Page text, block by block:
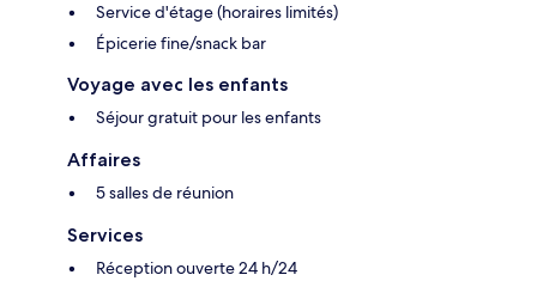
Service d'étage (horaires limités)
Épicerie fine/snack bar
Voyage avec les enfants
Séjour gratuit pour les enfants
Affaires
5 salles de réunion
Services
Réception ouverte 24 h/24